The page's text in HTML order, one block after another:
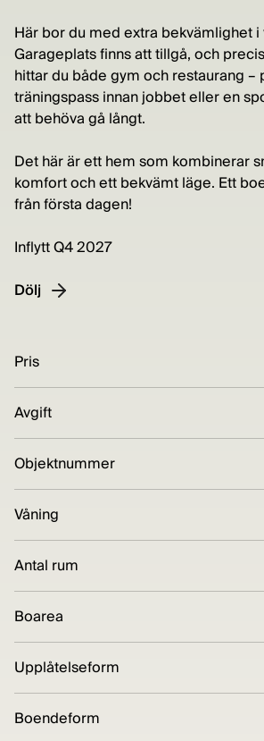
Här bor du med extra bekvämlighet i
Garageplats finns att tillgå, och
hittar du både gym och restaurang –
träningspass innan jobbet eller en
att behöva gå långt.
Det här är ett hem som kombinerar
komfort och ett bekvämt läge. Ett
från första dagen!
Inflytt Q4 2027
Dölj
Pris
Avgift
Objektnummer
Våning
Antal rum
Boarea
Upplåtelseform
Boendeform